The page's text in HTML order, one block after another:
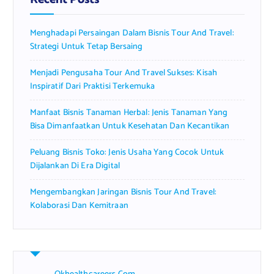
o
:Menghadapi Persaingan Dalam Bisnis Tour And Travel:
Strategi Untuk Tetap Bersaing
Menjadi Pengusaha Tour And Travel Sukses: Kisah
Inspiratif Dari Praktisi Terkemuka
Manfaat Bisnis Tanaman Herbal: Jenis Tanaman Yang
Bisa Dimanfaatkan Untuk Kesehatan Dan Kecantikan
Peluang Bisnis Toko: Jenis Usaha Yang Cocok Untuk
Dijalankan Di Era Digital
Mengembangkan Jaringan Bisnis Tour And Travel:
Kolaborasi Dan Kemitraan